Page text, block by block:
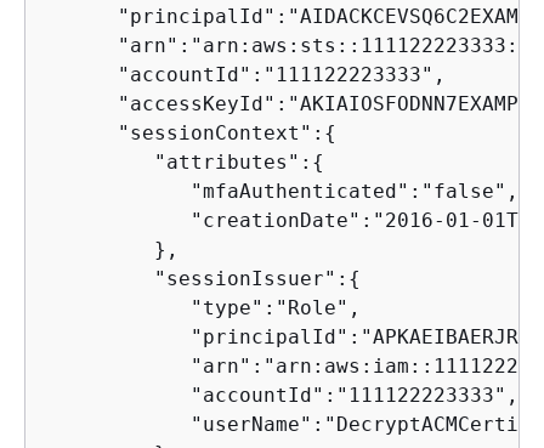
      "accountId":"111122223333",
      "sessionContext":
{
         "attributes":
{
            "mfaAuthenticated":"false",
"creationDate":"2016-01-
         },
         "sessionIssuer":
{
            "type":"Role",
            "accountId":"111122223333",